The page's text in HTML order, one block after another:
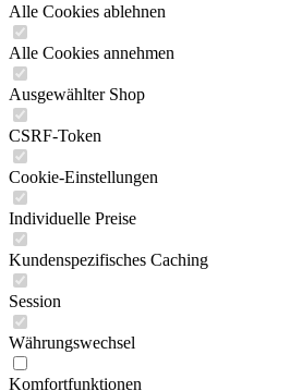
Alle Cookies ablehnen
Alle Cookies annehmen
Ausgewählter Shop
CSRF-Token
Cookie-Einstellungen
Individuelle Preise
Kundenspezifisches Caching
Session
Währungswechsel
Komfortfunktionen